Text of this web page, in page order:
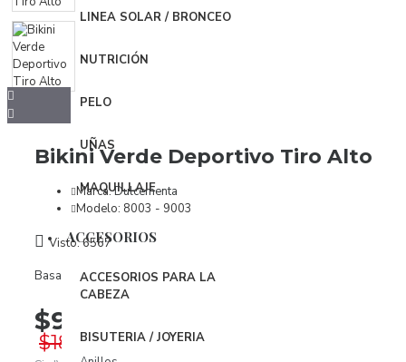
ROPA INTERIOR
Brasier
Conjuntos
Organizador Ropa Interior
PIJAMAS
BabyDoll
Pijamas
LINEA SOLAR / BRONCEO
NUTRICIÓN
PELO
UÑAS
MAQUILLAJE
ACCESORIOS
ACCESORIOS PARA LA
CABEZA
BISUTERIA / JOYERIA
Bikini Verde Deportivo Tiro Alto
Marca:Dulcementa
Modelo: 8003 - 9003
Visto: 6567
Basado en 0 opiniones. -Escribir comentario
$90.500
$181.000